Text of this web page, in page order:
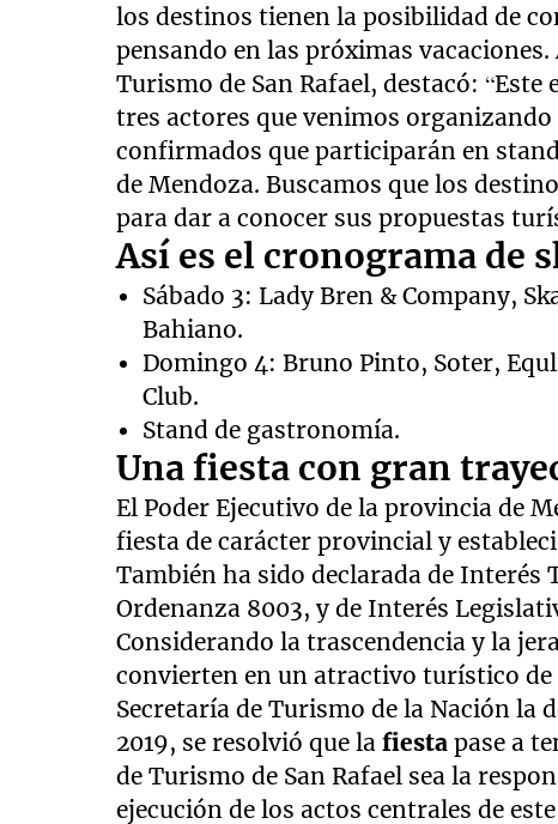
los destinos tienen la posibilidad de
pensando en las próximas
Turismo de San Rafael, destacó:
tres actores que venimos
confirmados que participarán en
de Mendoza. Buscamos que los
para dar a conocer sus propuestas
Así es el cronograma de
Sábado 3: Lady Bren & Company,
Bahiano.
Domingo 4: Bruno Pinto, Soter,
Club.
Stand de gastronomía.
Una fiesta con gran
El Poder Ejecutivo de la provincia de
fiesta de carácter provincial y
También ha sido declarada de
Ordenanza 8003, y de Interés
Considerando la trascendencia y la
convierten en un atractivo turístico
Secretaría de Turismo de la Nación la
2019, se resolvió que lafiestapase a
de Turismo de San Rafael sea la
ejecución de los actos centrales de